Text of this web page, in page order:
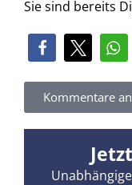
Sie sind bereits
Kommentare